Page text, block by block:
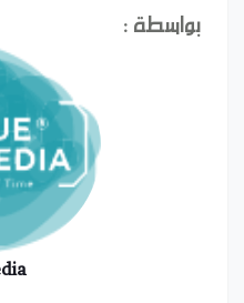
بواسطة :